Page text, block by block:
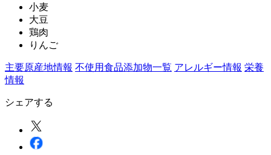
小麦
大豆
鶏肉
りんご
主要原産地情報 不使用食品添加物一覧 アレルギー情報 栄養
情報
シェアする